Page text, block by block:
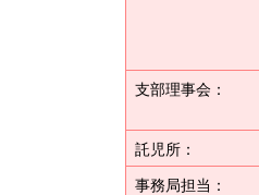
支部理事会：
託児所：
事務局担当：